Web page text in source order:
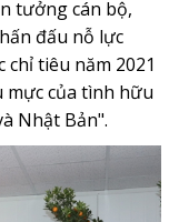
tưởng cán bộ,
đấu nỗ lực
tiêu năm 2021
mực của tình hữu
Nhật Bản".